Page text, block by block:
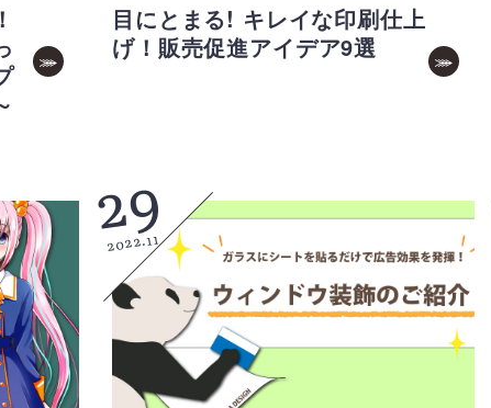
目にとまる! キレイな印刷仕上
げ！販売促進アイデア9選
29
2022.11